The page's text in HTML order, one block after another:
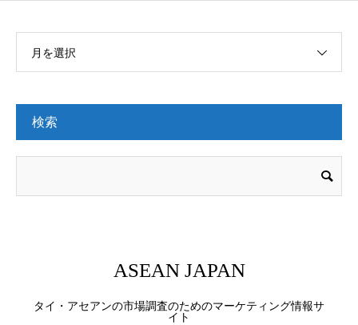
月を選択
検索
ASEAN JAPAN
タイ・アセアンの市場調査のためのマーケティング情報サ
イト